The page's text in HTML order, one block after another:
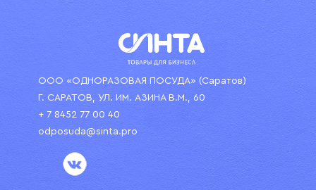
ООО «ОДНОРАЗОВАЯ ПОСУДА» (Саратов)
Г. САРАТОВ, УЛ. ИМ. АЗИНА В.М., 60
+ 7 8452 77 00 40
odposuda@sinta.pro